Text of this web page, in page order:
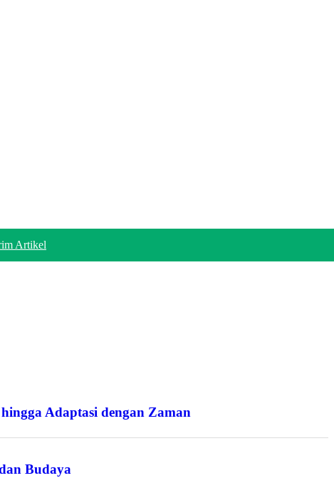
Artikel
Adaptasi dengan Zaman
Budaya